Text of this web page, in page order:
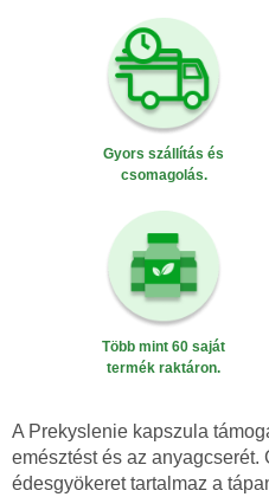
Gyors szállítás és
csomagolás.
Több mint 60 saját
termék raktáron.
A Prekyslenie kapszula
emésztést és az anyagcserét.
édesgyökeret tartalmaz a